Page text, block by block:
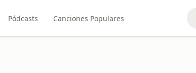
Pódcasts Canciones Populares